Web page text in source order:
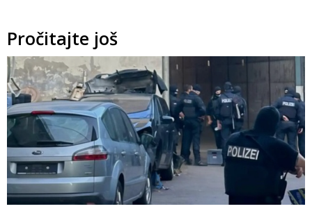
Pročitajte još